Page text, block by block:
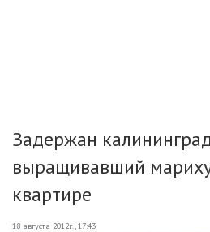
Задержан
выращивавший
квартире
18 августа 2012г., 17:43